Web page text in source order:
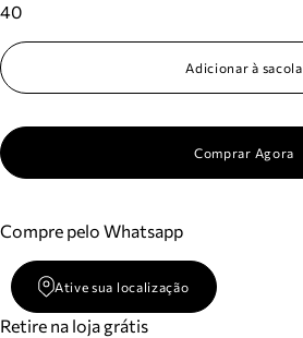
40
Adicionar à sacola
Comprar Agora
Compre pelo Whatsapp
Ative sua localização
Retire na loja grátis